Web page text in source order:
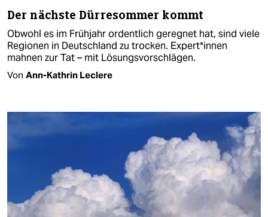
Der nächste Dürresommer kommt
Obwohl es im Frühjahr ordentlich geregnet hat, sind viele
Regionen in Deutschland zu trocken. Ex­per­t*in­nen
mahnen zur Tat – mit Lösungsvorschlägen.
Von Ann-Kathrin Leclere